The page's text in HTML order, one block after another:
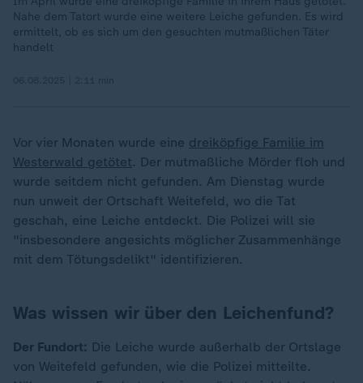
Nahe dem Tatort wurde eine weitere Leiche gefunden. Es wird
ermittelt, ob es sich um den gesuchten mutmaßlichen Täter
handelt
Vor vier Monaten wurde eine dreiköpfige Familie im
Westerwald getötet. Der mutmaßliche Mörder floh und
wurde seitdem nicht gefunden. Am Dienstag wurde
nun unweit der Ortschaft Weitefeld, wo die Tat
geschah, eine Leiche entdeckt. Die Polizei will sie
"insbesondere angesichts möglicher Zusammenhänge
mit dem Tötungsdelikt" identifizieren.
Was wissen wir über den Leichenfund?
Der Fundort: Die Leiche wurde außerhalb der Ortslage
von Weitefeld gefunden, wie die Polizei mitteilte.